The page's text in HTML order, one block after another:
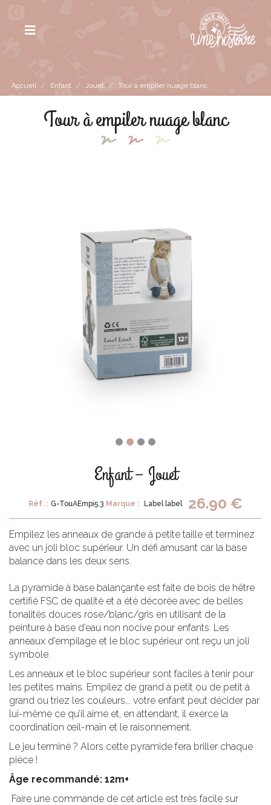
Accueil / Enfant / Jouet / Tour à empiler nuage blanc
Tour à empiler nuage blanc
Enfant – Jouet
Réf. : G-TouAEmpi5.3 Marque : Label label 26.90 €
Empilez les anneaux de grande à petite taille et terminez
avec un joli bloc supérieur. Un défi amusant car la base
balance dans les deux sens.
La pyramide à base balançante est faite de bois de hêtre
certifié FSC de qualité et a été décorée avec de belles
tonalités douces rose/blanc/gris en utilisant de la
peinture à base d’eau non nocive pour enfants. Les
anneaux d’empilage et le bloc supérieur ont reçu un joli
symbole.
Les anneaux et le bloc supérieur sont faciles à tenir pour
les petites mains. Empilez de grand à petit ou de petit à
grand ou triez les couleurs... votre enfant peut décider par
lui-même ce qu’il aime et, en attendant, il exerce la
coordination œil-main et le raisonnement.
Le jeu terminé ? Alors cette pyramide fera briller chaque
pièce !
Âge recommandé: 12m+
Faire une commande de cet article est très facile sur